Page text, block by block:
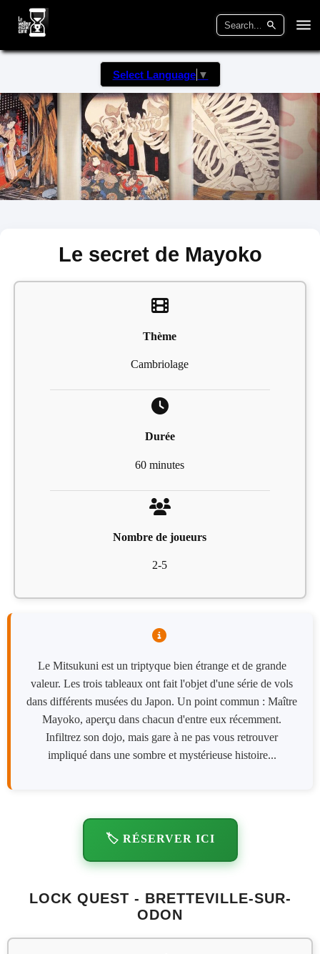
Select Language ▼
Le secret de Mayoko
Thème
Cambriolage
Durée
60 minutes
Nombre de joueurs
2-5
Le Mitsukuni est un triptyque bien étrange et de grande
valeur. Les trois tableaux ont fait l'objet d'une série de vols
dans différents musées du Japon. Un point commun : Maître
Mayoko, aperçu dans chacun d'entre eux récemment.
Infiltrez son dojo, mais gare à ne pas vous retrouver
impliqué dans une sombre et mystérieuse histoire...
🏷️ RÉSERVER ICI
LOCK QUEST - BRETTEVILLE-SUR-
ODON